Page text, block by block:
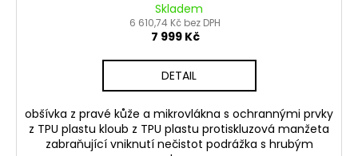
Skladem
6 610,74 Kč bez DPH
7 999 Kč
DETAIL
obšívka z pravé kůže a mikrovlákna s ochrannými prvky
z TPU plastu kloub z TPU plastu protiskluzová manžeta
zabraňující vniknutí nečistot podrážka s hrubým